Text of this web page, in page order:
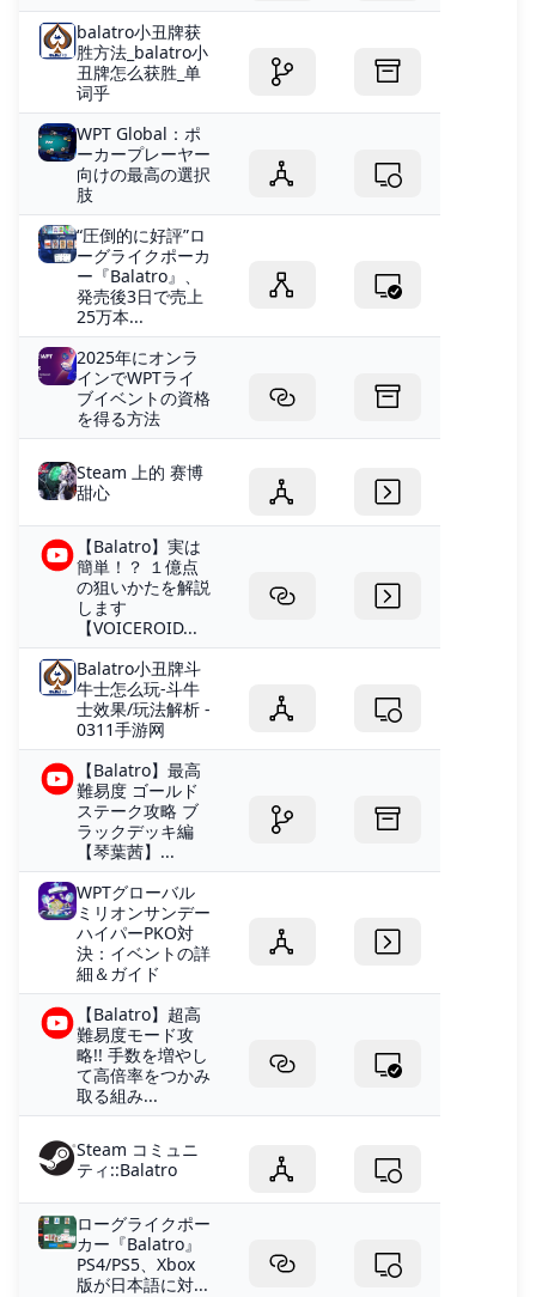
balatro小丑牌获
胜方法_balatro小
丑牌怎么获胜_单
词乎
WPT Global：ポ
ーカープレーヤー
向けの最高の選択
肢
“圧倒的に好評”ロ
ーグライクポーカ
ー『Balatro』、
発売後3日で売上
25万本...
2025年にオンラ
インでWPTライ
ブイベントの資格
を得る方法
Steam 上的 赛博
甜心
【Balatro】実は
簡単！？ １億点
の狙いかたを解説
します
【VOICEROID...
Balatro小丑牌斗
牛士怎么玩-斗牛
士效果/玩法解析 -
0311手游网
【Balatro】最高
難易度 ゴールド
ステーク攻略 ブ
ラックデッキ編
【琴葉茜】...
WPTグローバル
ミリオンサンデー
ハイパーPKO対
決：イベントの詳
細＆ガイド
【Balatro】超高
難易度モード攻
略!! 手数を増やし
て高倍率をつかみ
取る組み...
Steam コミュニ
ティ::Balatro
ローグライクポー
カー『Balatro』
PS4/PS5、Xbox
版が日本語に対...